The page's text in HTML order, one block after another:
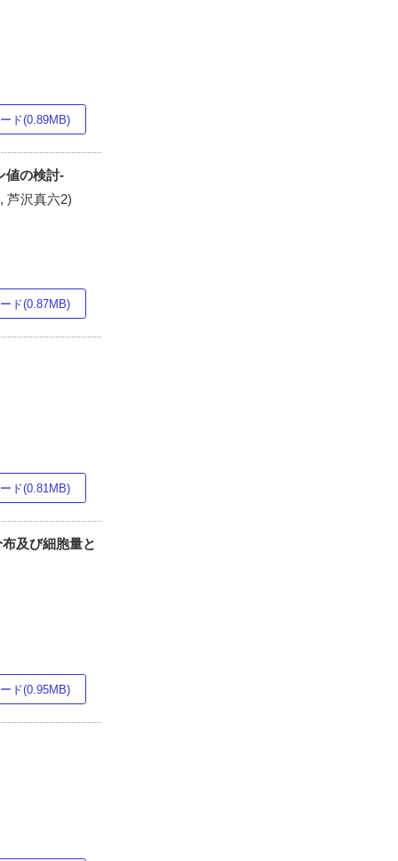
ド(0.89MB)
値の検討-
芦沢真六2)
ド(0.87MB)
ド(0.81MB)
及び細胞量と
ド(0.95MB)